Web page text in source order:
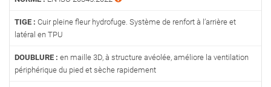
TIGE : Cuir pleine fleur hydrofuge. Système de renfort à l’arrière et
latéral en TPU
DOUBLURE : en maille 3D, à structure avéolée, améliore la ventilation
périphérique du pied et sèche rapidement